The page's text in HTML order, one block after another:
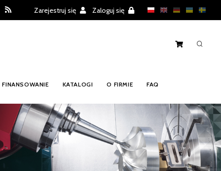
Zarejestruj się Zaloguj się
FINANSOWANIE KATALOGI O FIRMIE FAQ